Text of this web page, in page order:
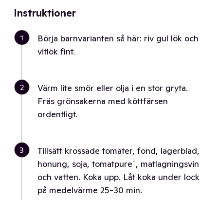
Instruktioner
1
Börja barnvarianten så här: riv gul lök och
vitlök fint.
2
Värm lite smör eller olja i en stor gryta.
Fräs grönsakerna med köttfärsen
ordentligt.
3
Tillsätt krossade tomater, fond, lagerblad,
honung, soja, tomatpure´, matlagningsvin
och vatten. Koka upp. Låt koka under lock
på medelvärme 25-30 min.